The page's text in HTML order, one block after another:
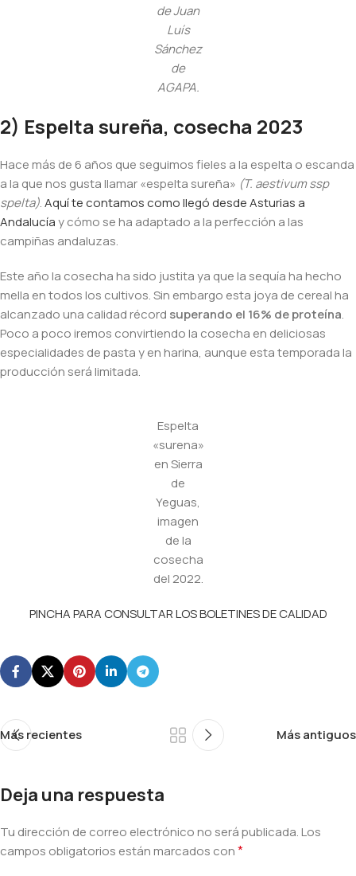
de Juan
Luís
Sánchez
de
AGAPA.
2) Espelta sureña, cosecha 2023
Hace más de 6 años que seguimos fieles a la espelta o escanda
a la que nos gusta llamar «espelta sureña» (T. aestivum ssp
spelta).Aquí te contamos como llegó desde Asturias a
Andalucíay cómo se ha adaptado a la perfección a las
campiñas andaluzas.
Este año la cosecha ha sido justita ya que la sequía ha hecho
mella en todos los cultivos. Sin embargo esta joya de cereal ha
alcanzado una calidad récord superando el 16% de proteína.
Poco a poco iremos convirtiendo la cosecha en deliciosas
especialidades de pasta y en harina, aunque esta temporada la
producción será limitada.
Espelta
«surena»
en Sierra
de
Yeguas,
imagen
de la
cosecha
del 2022.
PINCHA PARA CONSULTAR LOS BOLETINES DE CALIDAD
Más recientes Más antiguos
Deja una respuesta
Tu dirección de correo electrónico no será publicada.Los
campos obligatorios están marcados con*
Alternative: